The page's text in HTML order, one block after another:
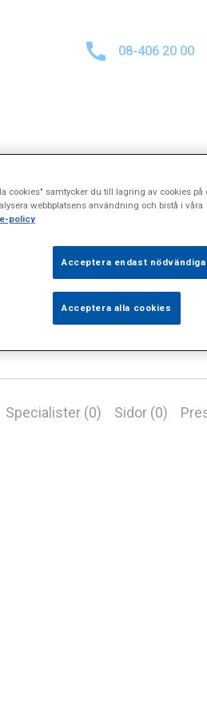
08-406 20 00
Specialister (0) Sidor (0)
cookies" samtycker du till lagring av cookies på
webbplatsens användning och bistå i våra
policy
Acceptera endast nödvändiga
Acceptera alla cookies